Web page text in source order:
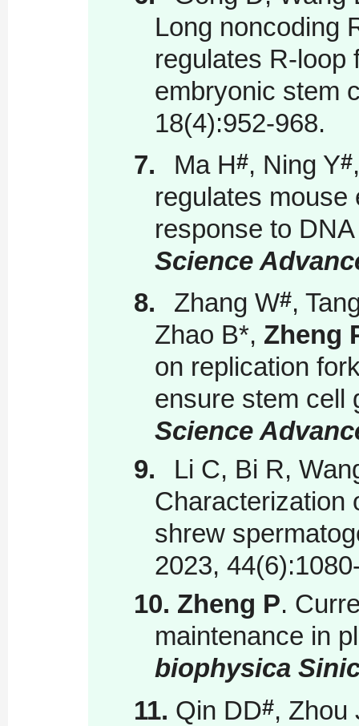
Long noncoding
regulates R-loop
embryonic stem
18(4):952-968.
7.
Ma H#, Ning Y#
regulates mouse
response to
Science
8.
Zhang W#,
Zhao B*, Zheng
on replication
ensure stem cell
Science
9.
Li C, Bi R,
Characterization
shrew
2023,
10. Zheng P.
maintenance in
biophysica
11. Qin DD#, Zhou